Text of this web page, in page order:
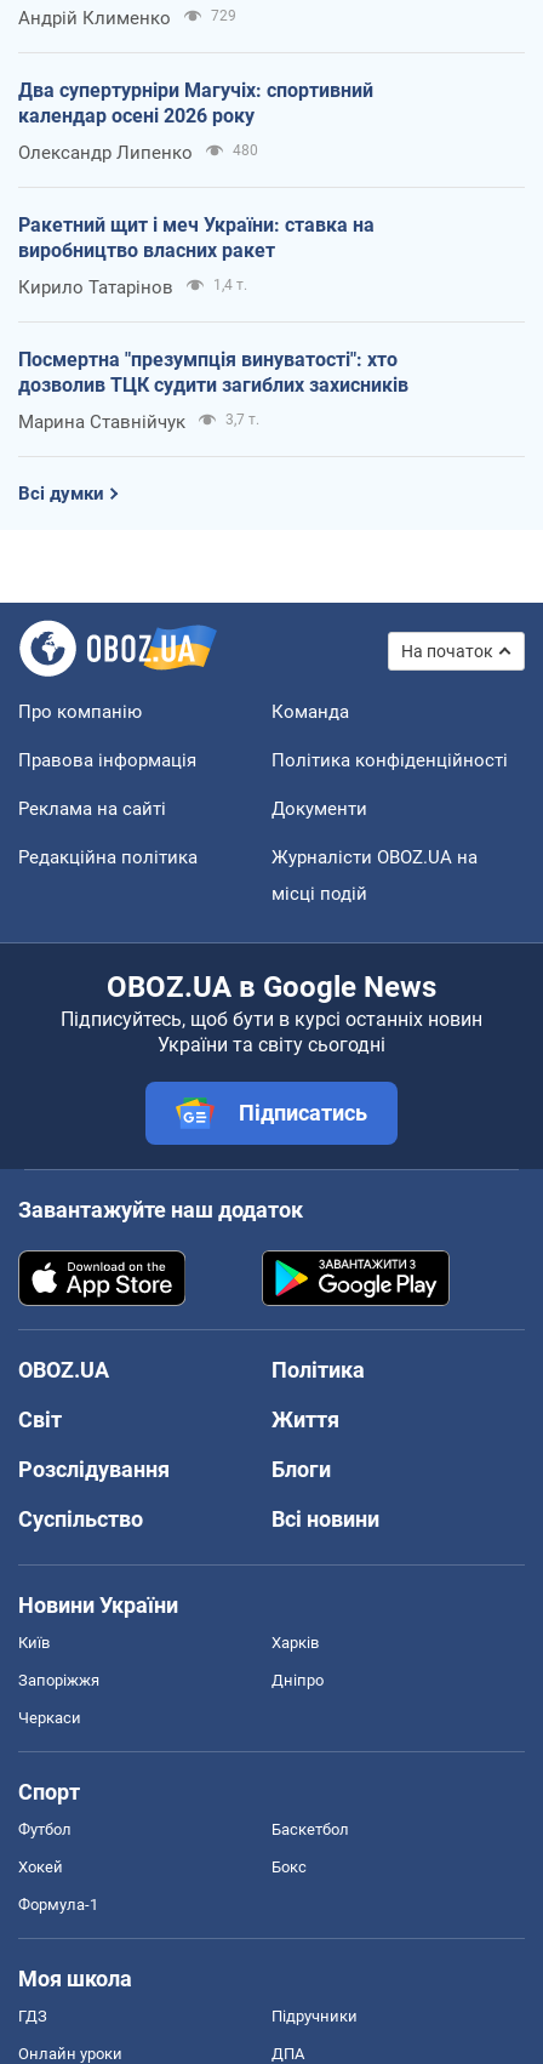
Андрій Клименко 729
Два супертурніри Магучіх: спортивний
календар осені 2026 року
Олександр Липенко 480
Ракетний щит і меч України: ставка на
виробництво власних ракет
Кирило Татарінов 1,4 т.
Посмертна "презумпція винуватості": хто
дозволив ТЦК судити загиблих захисників
Марина Ставнійчук 3,7 т.
Всі думки
На початок
Про компанію Команда
Правова інформація Політика конфіденційності
Реклама на сайті Документи
Редакційна політика
Журналісти OBOZ.UA на
місці подій
OBOZ.UA в Google News
Підписуйтесь, щоб бути в курсі останніх новин
України та світу сьогодні
Підписатись
Завантажуйте наш додаток
OBOZ.UA
Політика
Світ
Життя
Розслідування
Блоги
Суспільство
Всі новини
Новини України
Київ Харків
Запоріжжя Дніпро
Черкаси
Спорт
Футбол Баскетбол
Хокей Бокс
Формула-1
Моя школа
ГДЗ Підручники
Онлайн уроки ДПА